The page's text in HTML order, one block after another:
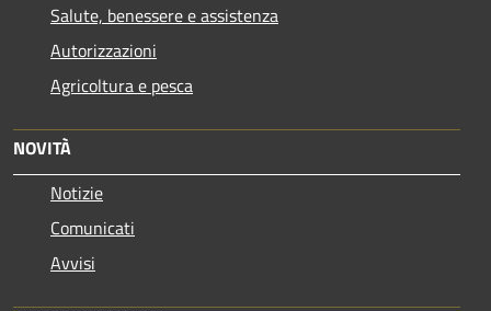
Salute, benessere e assistenza
Autorizzazioni
Agricoltura e pesca
NOVITÀ
Notizie
Comunicati
Avvisi